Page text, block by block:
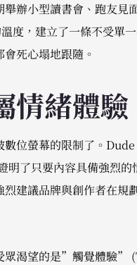
辦小型讀書會、跑友見
度，建立了一條不受單
死心塌地跟隨。
情緒體驗
數位螢幕的限制了。
明了只要內容具備強烈的
建議品牌與創作者在規
眾渴望的是”觸覺體驗”